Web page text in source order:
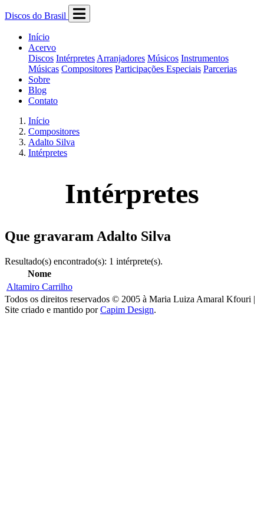
Discos do Brasil
Início
Acervo
Discos Intérpretes Arranjadores Músicos Instrumentos
Músicas Compositores Participações Especiais Parcerias
Sobre
Blog
Contato
Início
Compositores
Adalto Silva
Intérpretes
Intérpretes
Que gravaram Adalto Silva
Resultado(s) encontrado(s): 1 intérprete(s).
Nome
Altamiro Carrilho
Todos os direitos reservados © 2005 à Maria Luiza Amaral Kfouri |
Site criado e mantido porCapim Design.